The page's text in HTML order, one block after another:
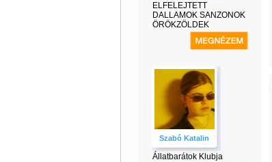
ELFELEJTETT
DALLAMOK SANZONOK
ÖRÖKZÖLDEK
Szabó Katalin
Állatbarátok Klubja